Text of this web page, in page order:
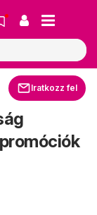
Iratkozz fel